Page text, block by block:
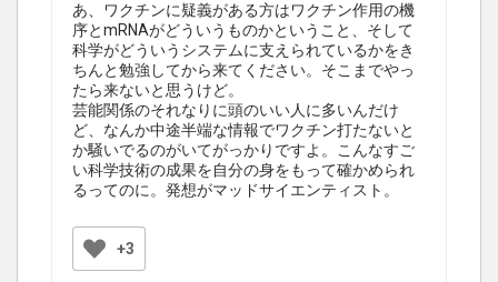
あ、ワクチンに疑義がある方はワクチン作用の機
序とmRNAがどういうものかということ、そして
科学がどういうシステムに支えられているかをき
ちんと勉強してから来てください。そこまでやっ
たら来ないと思うけど。
芸能関係のそれなりに頭のいい人に多いんだけ
ど、なんか中途半端な情報でワクチン打たないと
か騒いでるのがいてがっかりですよ。こんなすご
い科学技術の成果を自分の身をもって確かめられ
るってのに。発想がマッドサイエンティスト。
+3